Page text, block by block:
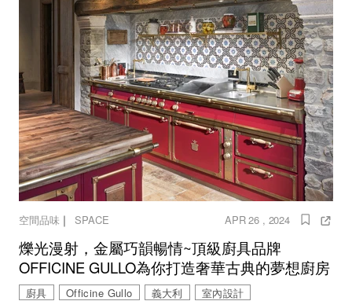
空間品味 ｜SPACE APR 26 , 2024
爍光漫射，金屬巧韻暢情~頂級廚具品牌
OFFICINE GULLO為你打造奢華古典的夢想廚房
廚具 Officine Gullo 義大利 室內設計